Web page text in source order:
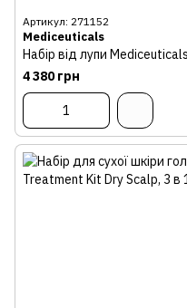
Артикул: 271152
Mediceuticals
Набір від лупи
4 380 грн